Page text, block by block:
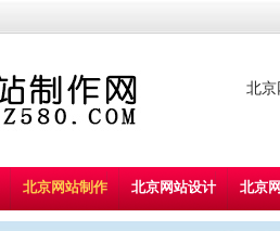
北京
北京网站制作 北京网站设计 北京